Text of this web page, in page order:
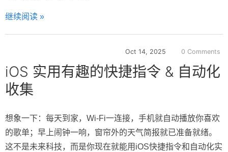
继续阅读 »
Oct 14, 2025 0 Comments
iOS 实用有趣的快捷指令 & 自动化
收集
想象一下：每天到家，Wi-Fi一连接，手机就自动播放你喜欢
的歌单；早上闹钟一响，窗帘外的天气简报就已准备就绪。
这不是未来科技，而是你现在就能用iOS快捷指令和自动化实